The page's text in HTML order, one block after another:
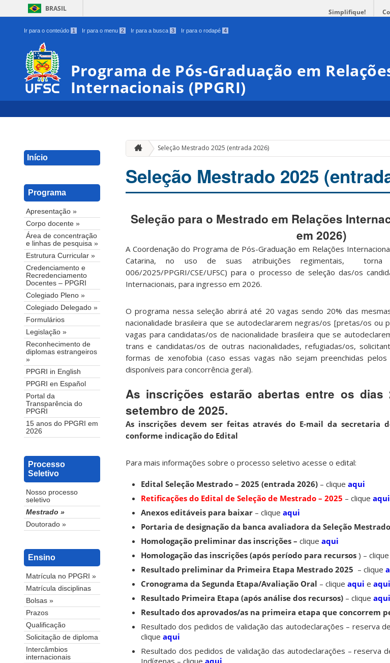
BRASIL Simplifique!
Ir para o conteúdo 1 Ir para o menu 2 Ir para a busca 3 Ir para o rodapé 4
Programa de Pós-Graduação em
Internacionais (PPGRI)
Início
Programa
Apresentação »
Corpo docente »
Área de concentração
e linhas de pesquisa »
Estrutura Curricular »
Credenciamento e
Recredenciamento
Docentes – PPGRI
Colegiado Pleno »
Colegiado Delegado »
Formulários
Legislação »
Reconhecimento de
diplomas estrangeiros
»
PPGRI in English
PPGRI en Español
Portal da
Transparência do
PPGRI
15 anos do PPGRI em
2026
Processo
Seletivo
Nosso processo
seletivo
Mestrado »
Doutorado »
Ensino
Matrícula no PPGRI »
Matrícula disciplinas
Bolsas »
Prazos
Qualificação
Solicitação de diploma
Intercâmbios
internacionais
Seleção Mestrado 2025 (entrada 2026)
Seleção Mestrado 2025
Seleção para o Mestrado em Relações
em 2026)
A Coordenação do Programa de Pós-Graduação em Relações
Catarina, no uso de suas atribuições regimentais, torna
006/2025/PPGRI/CSE/UFSC) para o processo de seleção das/os
Internacionais, para ingresso em 2026.
O programa nessa seleção abrirá até 20 vagas sendo 20% das
nacionalidade brasileira que se autodeclararem negras/os [pretas/os ou
vagas para candidatas/os de nacionalidade brasileira que se
trans e candidatas/os de outras nacionalidades, refugiadas/os,
formas de xenofobia (caso essas vagas não sejam preenchidas
disponíveis para concorrência geral).
As inscrições estarão abertas entre os
setembro de 2025.
As inscrições devem ser feitas através do E-mail da secretaria
conforme indicação do Edital
Para mais informações sobre o processo seletivo acesse o edital:
Edital Seleção Mestrado – 2025 (entrada 2026) – clique aqui
Retificações do Edital de Seleção de Mestrado – 2025 – clique aqui
Anexos editáveis para baixar – clique aqui
Portaria de designação da banca avaliadora da Seleção
Homologação preliminar das inscrições – clique aqui
Homologação das inscrições (após período para recursos ) – clique
Resultado preliminar da Primeira Etapa Mestrado 2025 – clique
Cronograma da Segunda Etapa/Avaliação Oral – clique aqui e aqui
Resultado Primeira Etapa (após análise dos recursos) – clique aqui
Resultado dos aprovados/as na primeira etapa que concorrem
Resultado dos pedidos de validação das autodeclarações – reserva
clique aqui
Resultado dos pedidos de validação das autodeclarações – reserva
Indígenas – clique aqui